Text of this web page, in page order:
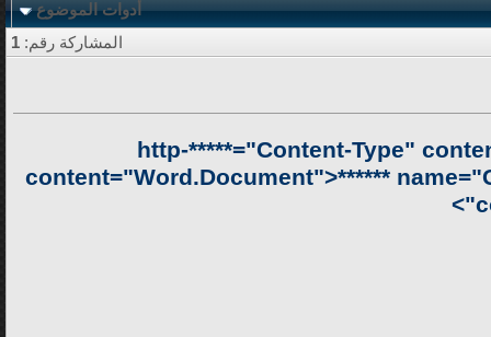
أدوات الموضوع
المشاركة رقم: 1
****** http-*****="Content-Type"
content="Word.Document">******